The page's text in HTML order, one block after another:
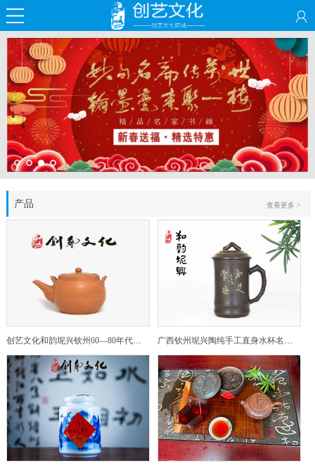
产品 查看更多 >
创艺文化和韵坭兴钦州60—80年代坭兴陶老壶——玉奎壶 广西钦州坭兴陶纯手工直身水杯名家陶瓷大师紫砂建水紫陶